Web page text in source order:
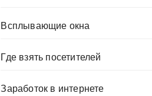
Всплывающие окна
Где взять посетителей
Заработок в интернете